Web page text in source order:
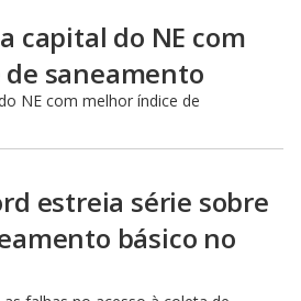
capital do NE com
saneamento
NE com melhor índice de
estreia série sobre
básico no